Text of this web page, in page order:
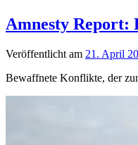
Amnesty Report:
Veröffentlicht am 21. April
Bewaffnete Konflikte, der